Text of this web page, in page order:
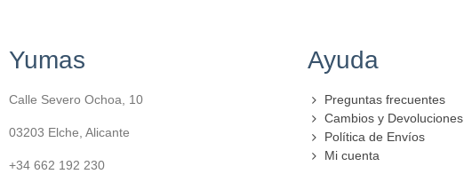
Yumas
Calle Severo Ochoa, 10
03203 Elche, Alicante
+34 662 192 230
Ayuda
Preguntas frecuentes
Cambios y Devoluciones
Política de Envíos
Mi cuenta